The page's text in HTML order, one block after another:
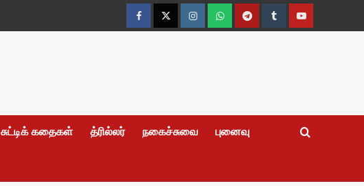
FacebookTwitterInstagramWhatsappTelegramTumblrYouTube
சுட்டிக் கதைகள் த்ரில்லர் நகைச்சுவை புனைவு